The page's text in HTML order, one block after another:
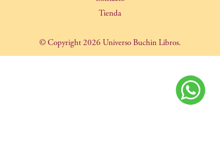
© Copyright 2026 Universo Buchin Libros.
Tienda